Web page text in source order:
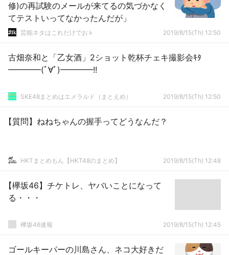
修)の再試験のメールが来てるの気づかなく
てテストいってなかったんだが」
芸能ネタはこれだけでおｋ 2019/8/15(Th) 12:50
古畑奈和と「乙女酒」2ショット乾杯チェキ撮影会ｷﾀ
━━━━(ﾟ∀ﾟ)━━━━!!
SKE48まとめはエメラルド（まとえめ） 2019/8/15(Th) 12:50
【質問】ねねちゃんの握手ってどうなんだ？
HKTまとめもん【HKT48のまとめ】 2019/8/15(Th) 12:48
【欅坂46】チケトレ、ヤバいことになって
る・・・
欅坂46速報 2019/8/15(Th) 12:45
ゴールキーパーの川島さん、ネコ大好きだ